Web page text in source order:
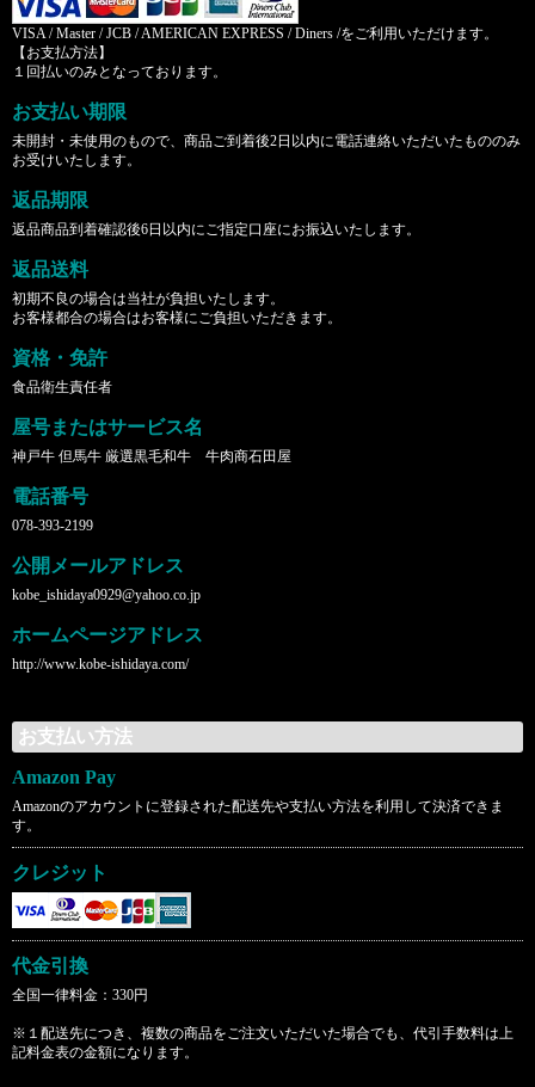
VISA / Master / JCB / AMERICAN EXPRESS / Diners /をご利用いただけます。
【お支払方法】
１回払いのみとなっております。
お支払い期限
未開封・未使用のもので、商品ご到着後2日以内に電話連絡いただいたもののみ
お受けいたします。
返品期限
返品商品到着確認後6日以内にご指定口座にお振込いたします。
返品送料
初期不良の場合は当社が負担いたします。
お客様都合の場合はお客様にご負担いただきます。
資格・免許
食品衛生責任者
屋号またはサービス名
神戸牛 但馬牛 厳選黒毛和牛 牛肉商石田屋
電話番号
078-393-2199
公開メールアドレス
kobe_ishidaya0929@yahoo.co.jp
ホームページアドレス
http://www.kobe-ishidaya.com/
お支払い方法
Amazon Pay
Amazonのアカウントに登録された配送先や支払い方法を利用して決済できま
す。
クレジット
代金引換
全国一律料金：330円
※１配送先につき、複数の商品をご注文いただいた場合でも、代引手数料は上
記料金表の金額になります。